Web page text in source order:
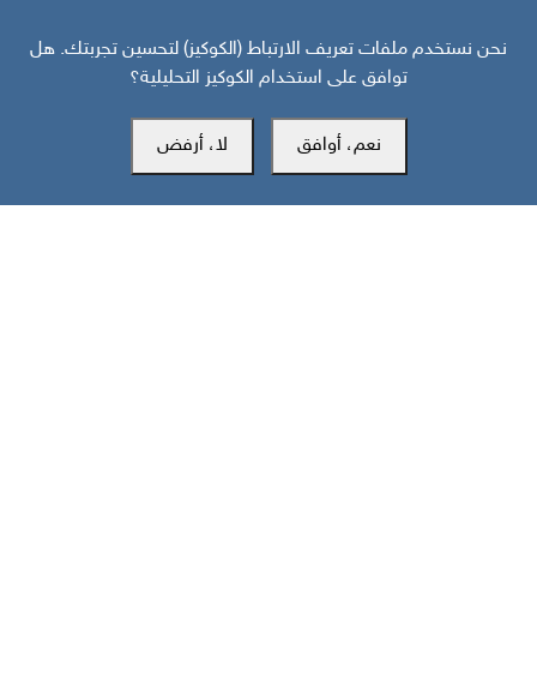
نحن نستخدم ملفات تعريف الارتباط (الكوكيز) لتحسين تجربتك. هل
توافق على استخدام الكوكيز التحليلية؟
نعم، أوافق لا، أرفض